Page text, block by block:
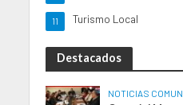
Turismo Local
11
Destacados
NOTICIAS